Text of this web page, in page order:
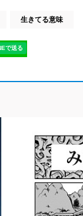
生きてる意味